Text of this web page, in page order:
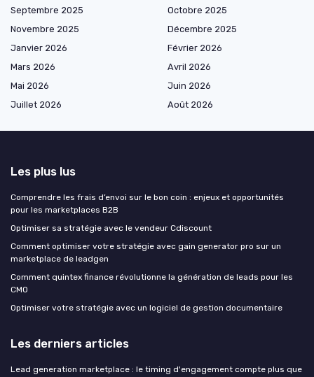
Septembre 2025
Octobre 2025
Novembre 2025
Décembre 2025
Janvier 2026
Février 2026
Mars 2026
Avril 2026
Mai 2026
Juin 2026
Juillet 2026
Août 2026
Les plus lus
Comprendre les frais d’envoi sur le bon coin : enjeux et opportunités
pour les marketplaces B2B
Optimiser sa stratégie avec le vendeur Cdiscount
Comment optimiser votre stratégie avec gain generator pro sur un
marketplace de leadgen
Comment quintex finance révolutionne la génération de leads pour les
CMO
Optimiser votre stratégie avec un logiciel de gestion documentaire
Les derniers articles
Lead generation marketplace : le timing d'engagement compte plus que